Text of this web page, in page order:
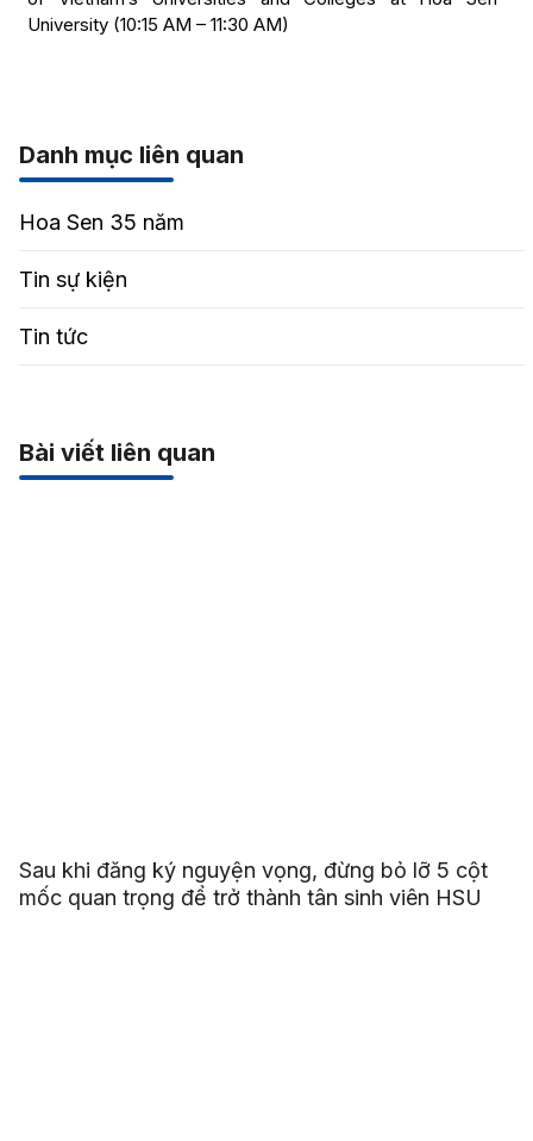
University (10:15 AM – 11:30 AM)
Danh mục liên quan
Hoa Sen 35 năm
Tin sự kiện
Tin tức
Bài viết liên quan
Sau khi đăng ký nguyện vọng, đừng bỏ lỡ 5 cột
mốc quan trọng để trở thành tân sinh viên HSU